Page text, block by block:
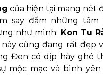
của hiện tại mang nét
say đắm những
như mình. Kon Tu
cũng đang rất đẹp
Đen có dịp hãy ghé
mộc mạc và bình